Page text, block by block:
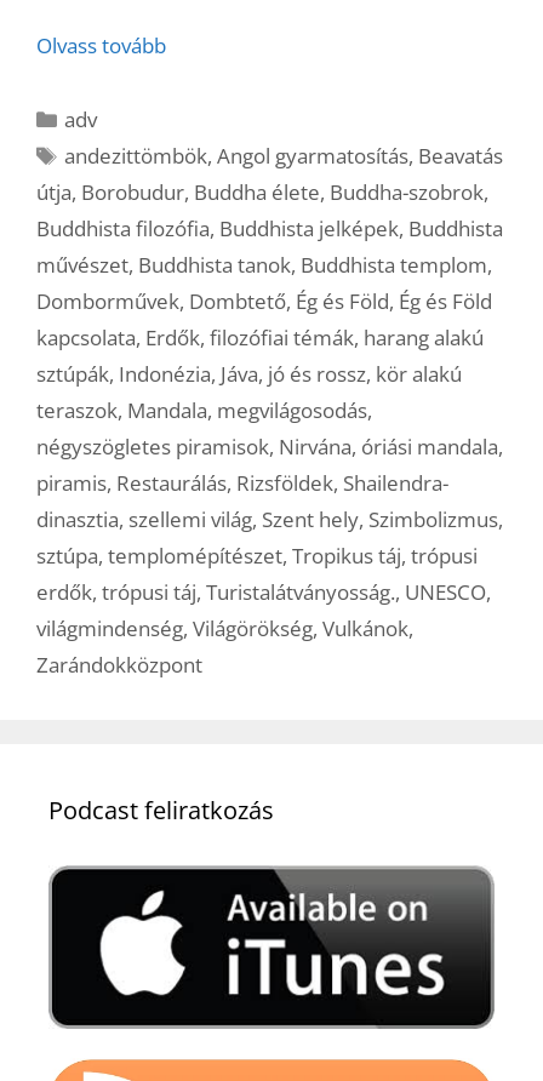
Olvass tovább
Kategória
adv
Címkék
andezittömbök,Angol gyarmatosítás, Beavatás
útja, Borobudur, Buddha élete, Buddha-szobrok,
Buddhista filozófia, Buddhista jelképek, Buddhista
művészet, Buddhista tanok, Buddhista templom,
Domborművek, Dombtető, Ég és Föld, Ég és Föld
kapcsolata, Erdők, filozófiai témák, harang alakú
sztúpák, Indonézia, Jáva, jó és rossz, kör alakú
teraszok, Mandala, megvilágosodás,
négyszögletes piramisok, Nirvána, óriási mandala,
piramis, Restaurálás, Rizsföldek, Shailendra-
dinasztia, szellemi világ, Szent hely, Szimbolizmus,
sztúpa, templomépítészet, Tropikus táj, trópusi
erdők, trópusi táj, Turistalátványosság., UNESCO,
világmindenség, Világörökség, Vulkánok,
Zarándokközpont
Podcast feliratkozás